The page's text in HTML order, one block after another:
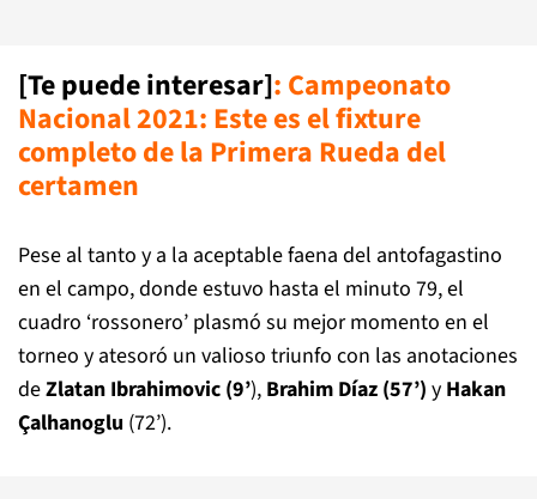
[Te puede interesar]: Campeonato
Nacional 2021: Este es el fixture
completo de la Primera Rueda del
certamen
Pese al tanto y a la aceptable faena del antofagastino
en el campo, donde estuvo hasta el minuto 79, el
cuadro ‘rossonero’ plasmó su mejor momento en el
torneo y atesoró un valioso triunfo con las anotaciones
deZlatan Ibrahimovic (9’), Brahim Díaz (57’) y Hakan
Çalhanoglu (72’).